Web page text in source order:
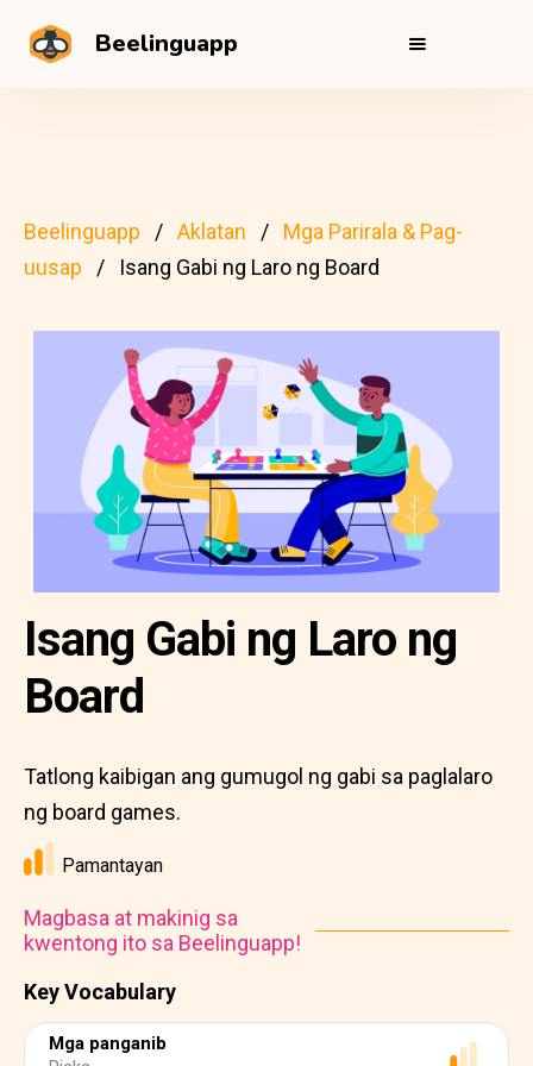
Beelinguapp
Beelinguapp Aklatan
Mga Parirala & Pag-
uusap
Isang Gabi ng Laro ng Board
Key Vocabulary
Mga panganib
Isang Gabi ng Laro ng
Board
Tatlong kaibigan ang gumugol ng gabi sa paglalaro
ng board games.
Pamantayan
Magbasa at makinig sa
kwentong ito sa Beelinguapp!